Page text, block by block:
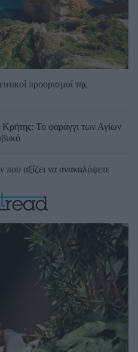
προορισμοί της
Το φαράγγι των Αγίων
αξίζει να ανακαλύψετε